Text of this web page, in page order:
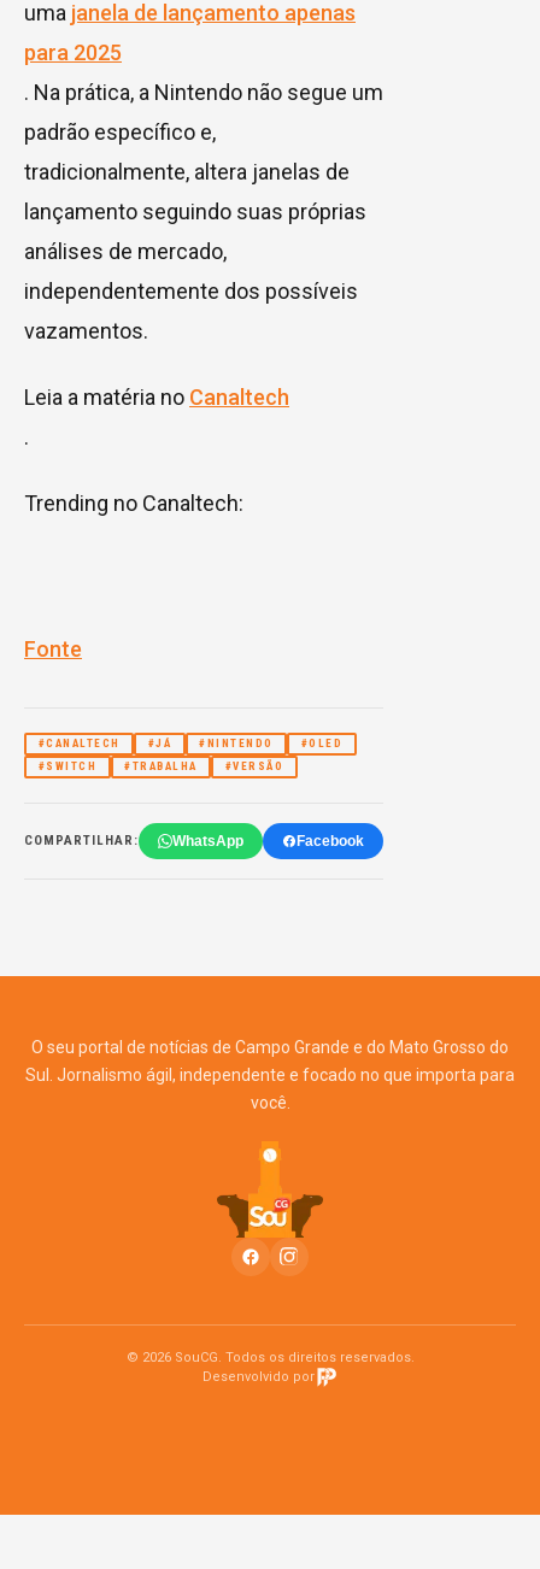
uma janela de lançamento apenas
para 2025
. Na prática, a Nintendo não segue um
padrão específico e,
tradicionalmente, altera janelas de
lançamento seguindo suas próprias
análises de mercado,
independentemente dos possíveis
vazamentos.
Leia a matéria no Canaltech
.
Trending no Canaltech:
Fonte
#CANALTECH #JÁ #NINTENDO
#OLED
#SWITCH
#TRABALHA #VERSÃO
COMPARTILHAR: WhatsApp Facebook
O seu portal de notícias de Campo Grande e do Mato Grosso do
Sul. Jornalismo ágil, independente e focado no que importa para
você.
© 2026 SouCG. Todos os direitos reservados.
Desenvolvido por